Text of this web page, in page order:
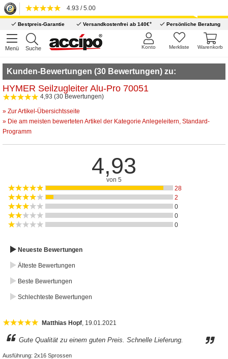
4.93 / 5.00
Bestpreis-Garantie Versandkostenfrei ab 140€* Persönliche Beratung
Menü Suche Warenkorb
Merkliste
Konto
Kunden-Bewertungen (30 Bewertungen) zu:
HYMER Seilzugleiter Alu-Pro 70051
4,93 (30 Bewertungen)
» Zur Artikel-Übersichtsseite
» Die am meisten bewerteten Artikel der Kategorie Anlegeleitern, Standard-
Programm
4,93
von 5
28
2
0
0
0
Neueste Bewertungen
Älteste Bewertungen
Beste Bewertungen
Schlechteste Bewertungen
Matthias Hopf, 19.01.2021
Gute Qualität zu einem guten Preis. Schnelle Lieferung.
Ausführung: 2x16 Sprossen